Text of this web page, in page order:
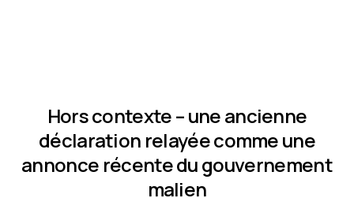
Hors contexte – une ancienne
déclaration relayée comme une
annonce récente du gouvernement
malien